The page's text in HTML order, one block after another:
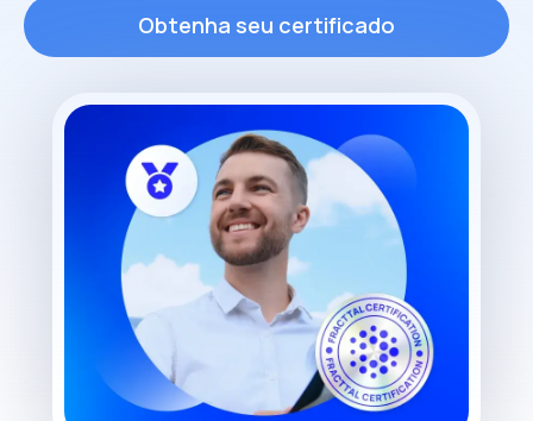
Obtenha seu certificado